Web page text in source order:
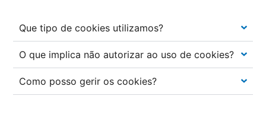
Que tipo de cookies utilizamos?
O que implica não autorizar ao uso de cookies?
Como posso gerir os cookies?